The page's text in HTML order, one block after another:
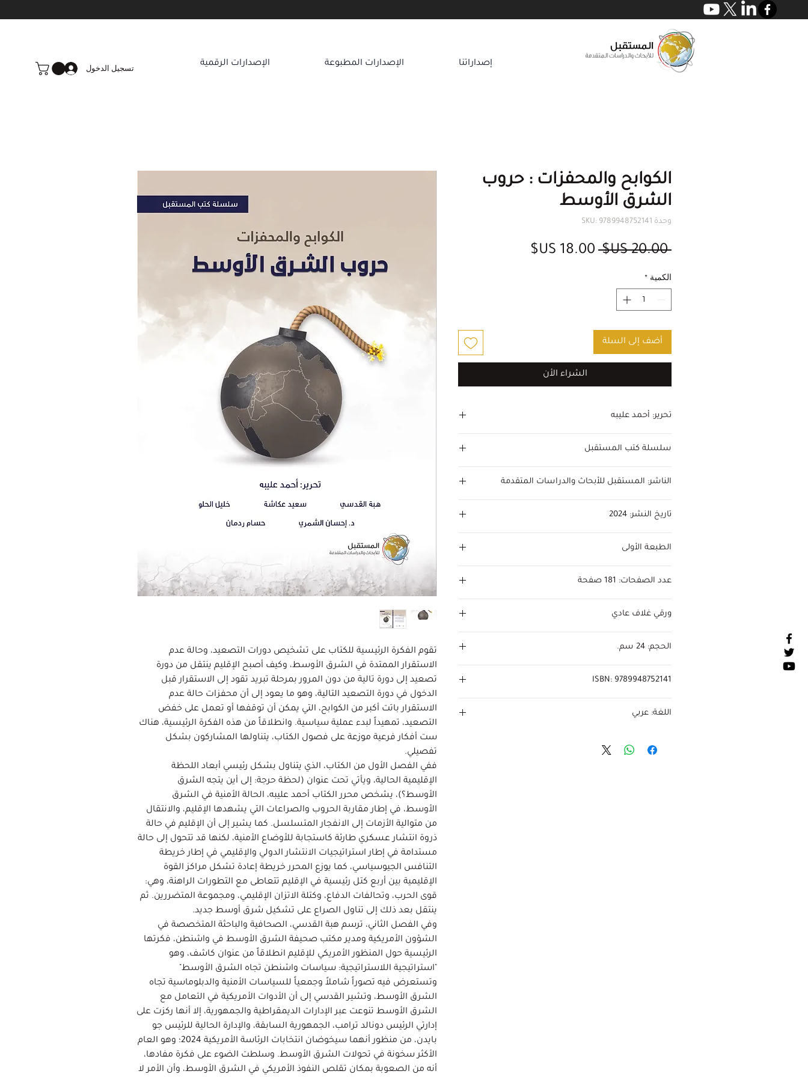
تسجيل الدخول الإصدارات الرقمية الإصدارات المطبوعة إصداراتنا
تقوم الفكرة الرئيسية للكتاب على تشخيص دورات التصعيد، وحالة عدم
الاستقرار الممتدة في الشرق الأوسط، وكيف أصبح الإقليم ينتقل من دورة
تصعيد إلى دورة تالية من دون المرور بمرحلة تبريد تقود إلى الاستقرار قبل
الدخول في دورة التصعيد التالية، وهو ما يعود إلى أن محفزات حالة عدم
الاستقرار باتت أكبر من الكوابح، التي يمكن أن توقفها أو تعمل على خفض
التصعيد، تمهيداً لبدء عملية سياسية. وانطلاقاً من هذه الفكرة الرئيسية، هناك
ست أفكار فرعية موزعة على فصول الكتاب، يتناولها المشاركون بشكل
تفصيلي.
ففي الفصل الأول من الكتاب، الذي يتناول بشكل رئيسي أبعاد اللحظة
الإقليمية الحالية، ويأتي تحت عنوان (لحظة حرجة: إلى أين يتجه الشرق
الأوسط؟)، يشخص محرر الكتاب أحمد عليبه، الحالة الأمنية في الشرق
الأوسط، في إطار مقاربة الحروب والصراعات التي يشهدها الإقليم، والانتقال
من متوالية الأزمات إلى الانفجار المتسلسل. كما يشير إلى أن الإقليم في حالة
ذروة انتشار عسكري طارئة كاستجابة للأوضاع الأمنية، لكنها قد تتحول إلى حالة
مستدامة في إطار استراتيجيات الانتشار الدولي والإقليمي في إطار خريطة
التنافس الجيوسياسي، كما يوزع المحرر خريطة إعادة تشكل مراكز القوة
الإقليمية بين أربع كتل رئيسية في الإقليم تتعاطى مع التطورات الراهنة، وهي:
قوى الحرب، وتحالفات الدفاع، وكتلة الاتزان الإقليمي، ومجموعة المتضررين. ثم
ينتقل بعد ذلك إلى تناول الصراع على تشكيل شرق أوسط جديد.
وفي الفصل الثاني، ترسم هبة القدسي، الصحافية والباحثة المتخصصة في
الشؤون الأمريكية ومدير مكتب صحيفة الشرق الأوسط في واشنطن، فكرتها
الرئيسية حول المنظور الأمريكي للإقليم انطلاقاً من عنوان كاشف، وهو
"استراتيجية اللاستراتيجية: سياسات واشنطن تجاه الشرق الأوسط"
وتستعرض فيه تصوراً شاملاً وجمعياً للسياسات الأمنية والدبلوماسية تجاه
الشرق الأوسط، وتشير القدسي إلى أن الأدوات الأمريكية في التعامل مع
الشرق الأوسط تنوعت عبر الإدارات الديمقراطية والجمهورية، إلا أنها ركزت على
إدارتي الرئيس دونالد ترامب، الجمهورية السابقة، والإدارة الحالية للرئيس جو
بايدن، من منظور أنهما سيخوضان انتخابات الرئاسة الأمريكية 2024؛ وهو العام
الأكثر سخونة في تحولات الشرق الأوسط. وسلطت الضوء على فكرة مفادها،
أنه من الصعوبة بمكان تقلص النفوذ الأمريكي في الشرق الأوسط، وأن الأمر لا
الكوابح والمحفزات : حروب
الشرق الأوسط
وحدة SKU: 9789948752141
‏20.00 US$
سعر
الكمية *
أضف إلى السلة
الشراء الأن
تحرير: أحمد عليبه
هبة القدسي
سعيد عكاشة
خليل الحلو
حسام ردمان
سلسلة كتب المستقبل
الناشر: المستقبل للأبحاث والدراسات المتقدمة
تاريخ النشر: 2024
الطبعة الأولى
عدد الصفحات: 181 صفحة
ورقي غلاف عادي
الحجم: 24 سم.
ISBN: 9789948752141
اللغة: عربي